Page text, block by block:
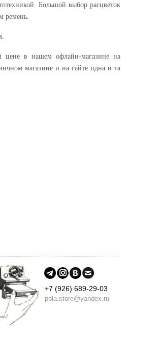
Большой выбор расцветок
ремень.
цене в нашем офлайн-магазине на
магазине и на сайте одна и та
+7 (926) 689-29-03
pola.store@yandex.ru